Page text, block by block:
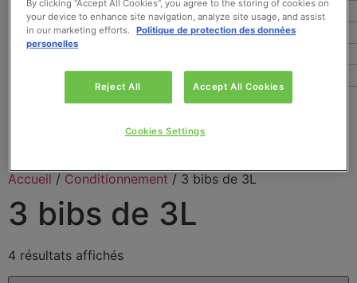
Ehpad
Entreprise
Hôtellerie
Distributeur
Accueil / Conditionnement / 3 bibs de 3L
3 bibs de 3L
4 résultats affichés
By clicking “Accept All Cookies”, you agree to the storing of cookies on
your device to enhance site navigation, analyze site usage, and assist
in our marketing efforts. Politique de protection des données
personelles
Reject All Accept All Cookies
Cookies Settings